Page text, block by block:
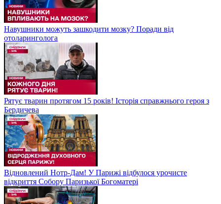
Навушники можуть зашкодити мозку? Поради від
отоларинголога
Рятує тварин протягом 15 років! Історія справжнього героя з
Бердичева
Відновлений Нотр-Дам! У Парижі відбулося урочисте
відкриття Собору Паризької Богоматері